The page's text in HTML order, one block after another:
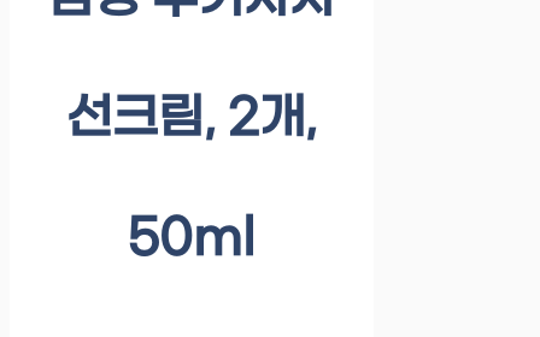
선크림, 2개,
50ml